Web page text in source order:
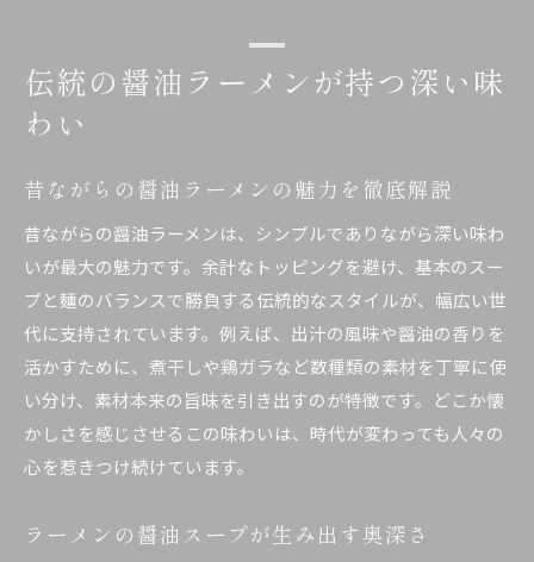
伝統の醤油ラーメンが持つ深い味
わい
昔ながらの醤油ラーメンの魅力を徹底解説
昔ながらの醤油ラーメンは、シンプルでありながら深い味わ
いが最大の魅力です。余計なトッピングを避け、基本のスー
プと麺のバランスで勝負する伝統的なスタイルが、幅広い世
代に支持されています。例えば、出汁の風味や醤油の香りを
活かすために、煮干しや鶏ガラなど数種類の素材を丁寧に使
い分け、素材本来の旨味を引き出すのが特徴です。どこか懐
かしさを感じさせるこの味わいは、時代が変わっても人々の
心を惹きつけ続けています。
ラーメンの醤油スープが生み出す奥深さ